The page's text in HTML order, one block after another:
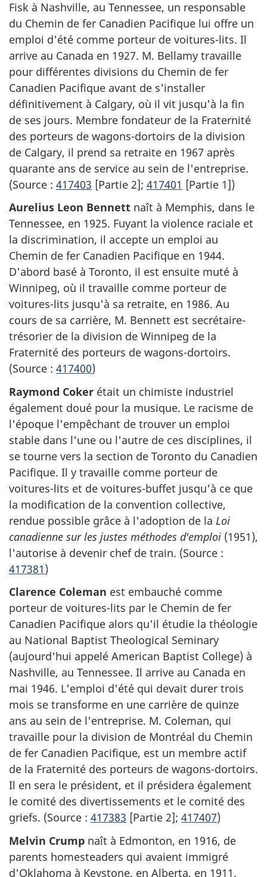
Fisk à Nashville, au Tennessee, un responsable
du Chemin de fer Canadien Pacifique lui offre un
emploi d'été comme porteur de voitures-lits. Il
arrive au Canada en 1927. M. Bellamy travaille
pour différentes divisions du Chemin de fer
Canadien Pacifique avant de s'installer
définitivement à Calgary, où il vit jusqu'à la fin
de ses jours. Membre fondateur de la Fraternité
des porteurs de wagons-dortoirs de la division
de Calgary, il prend sa retraite en 1967 après
quarante ans de service au sein de l'entreprise.
(Source : 417403 [Partie 2]; 417401 [Partie 1])
Aurelius Leon Bennett naît à Memphis, dans le
Tennessee, en 1925. Fuyant la violence raciale et
la discrimination, il accepte un emploi au
Chemin de fer Canadien Pacifique en 1944.
D'abord basé à Toronto, il est ensuite muté à
Winnipeg, où il travaille comme porteur de
voitures-lits jusqu'à sa retraite, en 1986. Au
cours de sa carrière, M. Bennett est secrétaire-
trésorier de la division de Winnipeg de la
Fraternité des porteurs de wagons-dortoirs.
(Source : 417400)
Raymond Coker était un chimiste industriel
également doué pour la musique. Le racisme de
l'époque l'empêchant de trouver un emploi
stable dans l'une ou l'autre de ces disciplines, il
se tourne vers la section de Toronto du Canadien
Pacifique. Il y travaille comme porteur de
voitures-lits et de voitures-buffet jusqu'à ce que
la modification de la convention collective,
rendue possible grâce à l'adoption de la Loi
canadienne sur les justes méthodes d'emploi (1951),
l'autorise à devenir chef de train. (Source :
417381)
Clarence Coleman est embauché comme
porteur de voitures-lits par le Chemin de fer
Canadien Pacifique alors qu'il étudie la théologie
au National Baptist Theological Seminary
(aujourd'hui appelé American Baptist College) à
Nashville, au Tennessee. Il arrive au Canada en
mai 1946. L'emploi d'été qui devait durer trois
mois se transforme en une carrière de quinze
ans au sein de l'entreprise. M. Coleman, qui
travaille pour la division de Montréal du Chemin
de fer Canadien Pacifique, est un membre actif
de la Fraternité des porteurs de wagons-dortoirs.
Il en sera le président, et il présidera également
le comité des divertissements et le comité des
griefs. (Source : 417383 [Partie 2]; 417407)
Melvin Crump naît à Edmonton, en 1916, de
parents homesteaders qui avaient immigré
d'Oklahoma à Keystone, en Alberta, en 1911.